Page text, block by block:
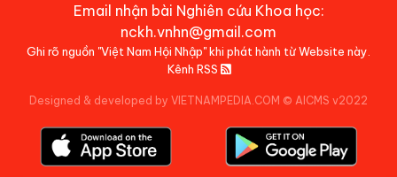
Email nhận bài Nghiên cứu Khoa học:
nckh.vnhn@gmail.com
Ghi rõ nguồn "Việt Nam Hội Nhập" khi phát hành từ Website này.
Kênh RSS
Designed & developed by VIETNAMPEDIA.COM © AICMS v2022